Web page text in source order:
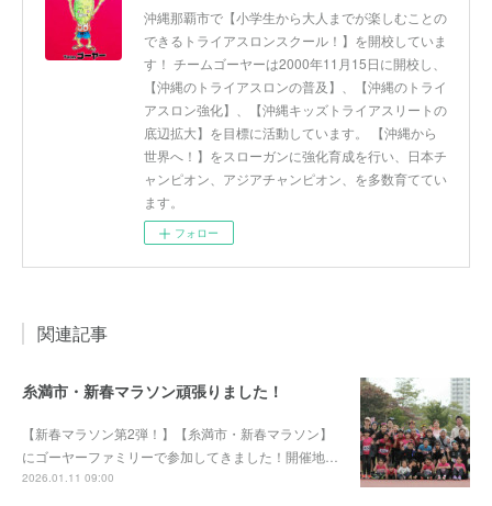
沖縄那覇市で【小学生から大人までが楽しむことの
できるトライアスロンスクール！】を開校していま
す！ チームゴーヤーは2000年11月15日に開校し、
【沖縄のトライアスロンの普及】、【沖縄のトライ
アスロン強化】、【沖縄キッズトライアスリートの
底辺拡大】を目標に活動しています。 【沖縄から
世界へ！】をスローガンに強化育成を行い、日本チ
ャンピオン、アジアチャンピオン、を多数育ててい
ます。
フォロー
関連記事
糸満市・新春マラソン頑張りました！
【新春マラソン第2弾！】【糸満市・新春マラソン】
にゴーヤーファミリーで参加してきました！開催地…
2026.01.11 09:00